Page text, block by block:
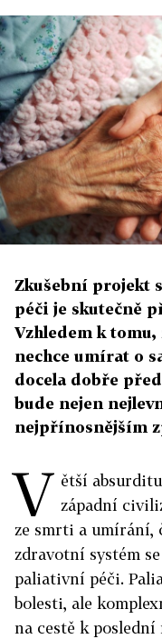
Zkušební projekt
péči je skutečně
Vzhledem k tomu,
nechce umírat o
docela dobře
bude nejen
nejpřínosnějším
V ětší
západní
ze smrti a umírání,
zdravotní systém
paliativní péči.
bolesti, ale
na cestě k